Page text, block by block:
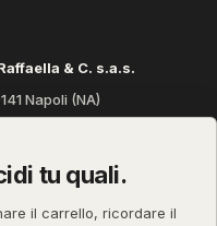
& C. s.a.s.
Napoli (NA)
tu quali.
il carrello, ricordare il